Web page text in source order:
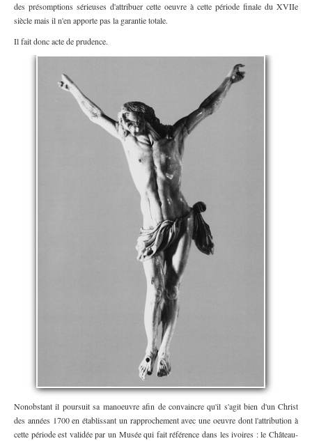
des présomptions sérieuses d'attribuer cette oeuvre à cette période finale du XVIIe
siècle mais il n'en apporte pas la garantie totale.
Il fait donc acte de prudence.
Nonobstant il poursuit sa manoeuvre afin de convaincre qu'il s'agit bien d'un Christ
des années 1700 en établissant un rapprochement avec une oeuvre dont l'attribution à
cette période est validée par un Musée qui fait référence dans les ivoires : le Château-